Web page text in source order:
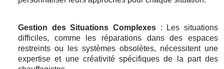
Gestion des Situations Complexes : Les situations
difficiles, comme les réparations dans des espaces
restreints ou les systèmes obsolètes, nécessitent une
expertise et une créativité spécifiques de la part des